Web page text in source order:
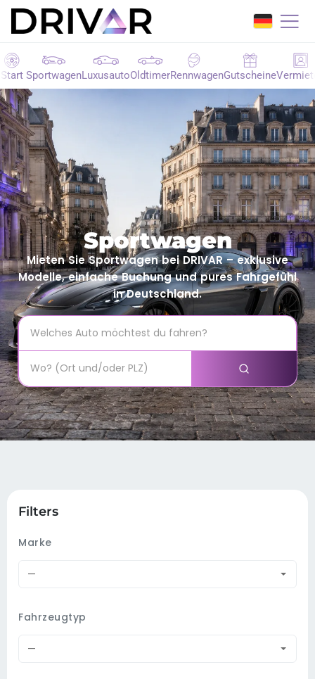
SportwagenLuxusautoOldtimerRennwagenGutscheineVermieten
Sportwagen
Mieten Sie Sportwagen bei DRIVAR – exklusive
Modelle, einfache Buchung und pures Fahrgefühl
in Deutschland.
Filters
Marke
—
Fahrzeugtyp
—